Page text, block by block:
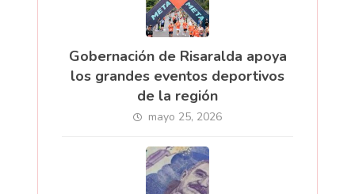
Gobernación de Risaralda apoya
los grandes eventos deportivos
de la región
mayo 25, 2026